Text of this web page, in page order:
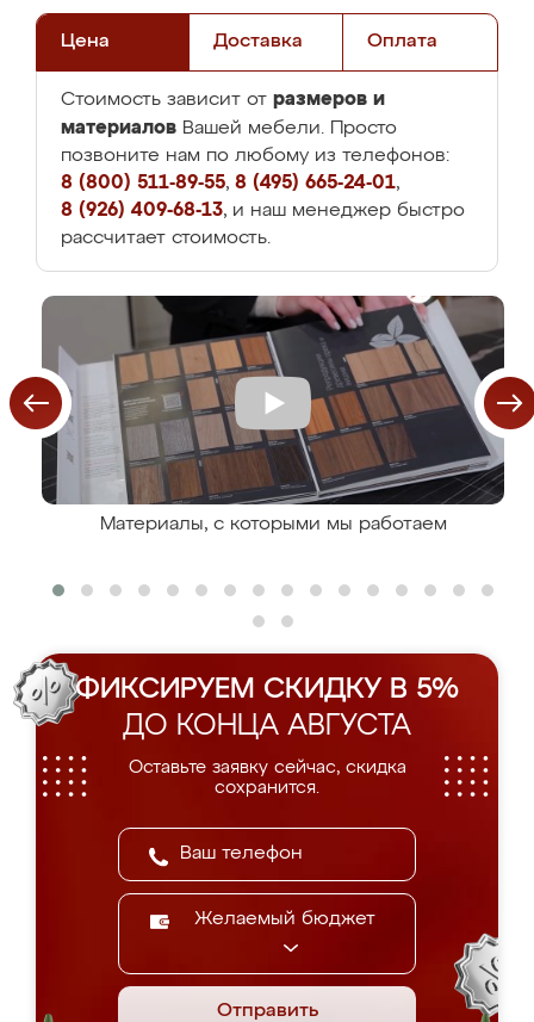
Цена Доставка Оплата
Стоимость зависит от размеров и
материалов Вашей мебели. Просто
позвоните нам по любому из телефонов:
8 (800) 511-89-55, 8 (495) 665-24-01,
8 (926) 409-68-13, и наш менеджер быстро
рассчитает стоимость.
Материалы, с которыми мы работаем
ФИКСИРУЕМ СКИДКУ В 5%
ДО КОНЦА АВГУСТА
Оставьте заявку сейчас, скидка
сохранится.
Желаемый бюджет
Отправить